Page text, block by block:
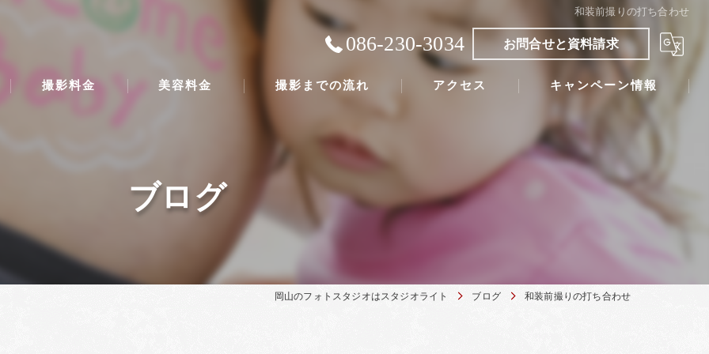
和装前撮りの打ち合わせ
086-230-3034 お問合せと資料請求
撮影料金 美容料金 撮影までの流れ アクセス キャンペーン情報
ブログ
岡山のフォトスタジオはスタジオライト ブログ 和装前撮りの打ち合わせ